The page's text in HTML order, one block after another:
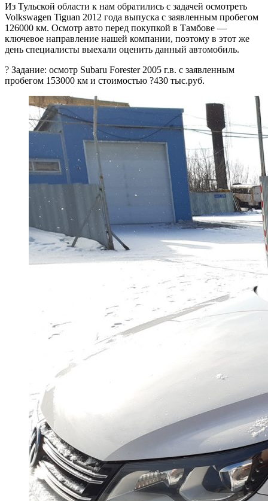
Из Тульской области к нам обратились с задачей осмотреть
Volkswagen Tiguan 2012 года выпуска с заявленным пробегом
126000 км. Осмотр авто перед покупкой в Тамбове —
ключевое направление нашей компании, поэтому в этот же
день специалисты выехали оценить данный автомобиль.
? Задание: осмотр Subaru Forester 2005 г.в. с заявленным
пробегом 153000 км и стоимостью ?430 тыс.руб.